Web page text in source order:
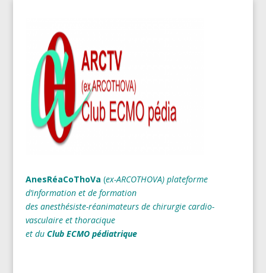
AnesRéaCoThoVa (ex-ARCOTHOVA) plateforme
d’information et de formation
des anesthésiste-réanimateurs de chirurgie cardio-
vasculaire et thoracique
et du Club ECMO pédiatrique